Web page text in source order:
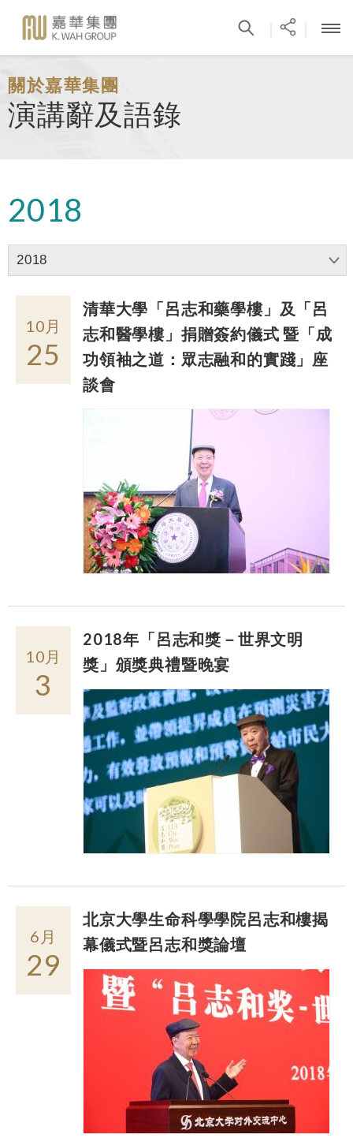
關於嘉華集團
演講辭及語錄
2018
2018
10月
25
清華大學「呂志和藥學樓」及「呂
志和醫學樓」捐贈簽約儀式 暨「成
功領袖之道：眾志融和的實踐」座
談會
10月
3
2018年「呂志和獎－世界文明
獎」頒獎典禮暨晚宴
6月
29
北京大學生命科學學院呂志和樓揭
幕儀式暨呂志和獎論壇